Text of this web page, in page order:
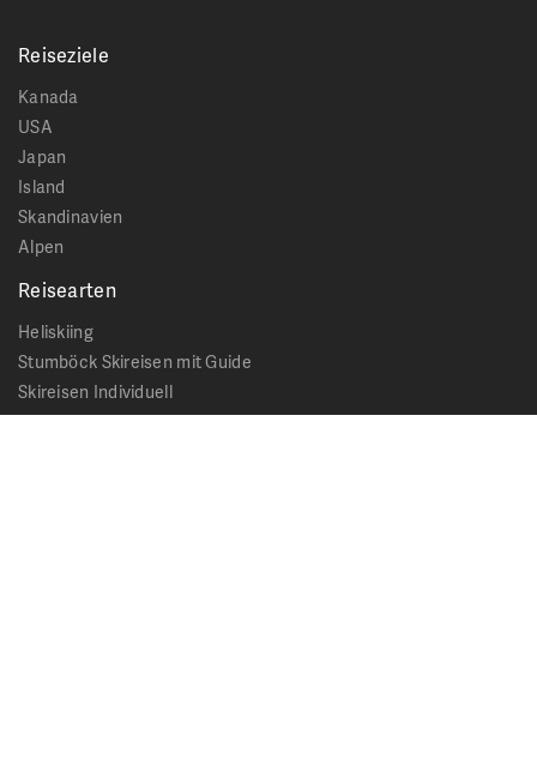
Reiseziele
Kanada
USA
Japan
Island
Skandinavien
Alpen
Reisearten
Heliskiing
Stumböck Skireisen mit Guide
Skireisen Individuell
Catskiing